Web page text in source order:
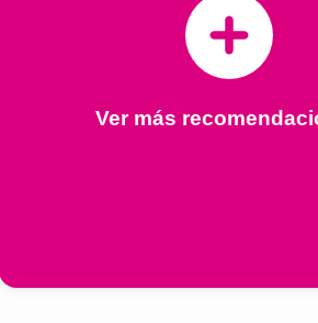
Ver más